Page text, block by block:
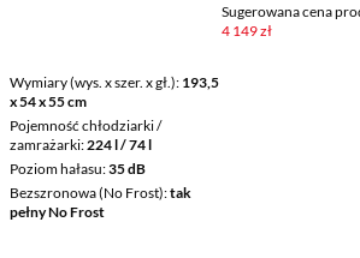
Wymiary (wys. x szer. x gł.) 193,5
x 54 x 55 cm
Pojemność chłodziarki /
zamrażarki 224 l / 74 l
Poziom hałasu 35 dB
Bezszronowa (No Frost) tak
pełny No Frost
Sugerowana cena
4 149 zł